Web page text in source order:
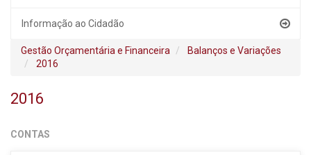
Informação ao Cidadão
Gestão Orçamentária e Financeira
Balanços e Variações
2016
2016
CONTAS